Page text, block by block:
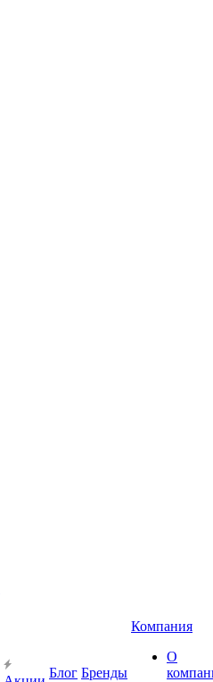
Блог Бренды
Компания
О